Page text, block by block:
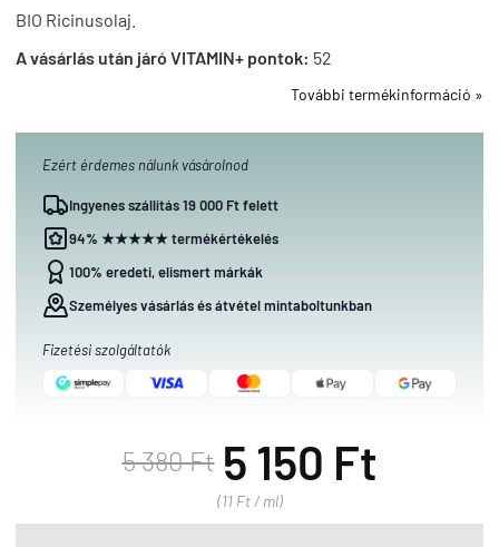
BIO Ricinusolaj.
A vásárlás után járó VITAMIN+ pontok: 52
További termékinformáció »
Ezért érdemes nálunk vásárolnod
Ingyenes szállítás 19 000 Ft felett
94% ★★★★★ termékértékelés
100% eredeti, elismert márkák
Személyes vásárlás és átvétel mintaboltunkban
Fizetési szolgáltatók
5 380 Ft 5 150 Ft
(11 Ft / ml)